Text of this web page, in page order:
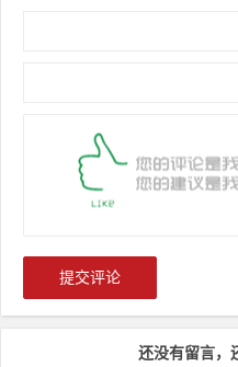
还没有留言，